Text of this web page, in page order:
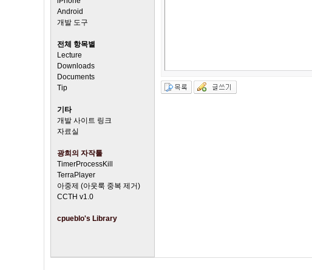
Android
개발 도구
전체 항목별
Lecture
Downloads
Documents
Tip
기타
개발 사이트 링크
자료실
광희의 자작툴
TimerProcessKill
TerraPlayer
아중제 (아웃룩 중복 제거)
CCTH v1.0
cpueblo's Library